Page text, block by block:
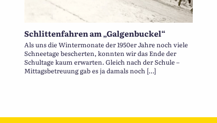
Schlittenfahren am „Galgenbuckel“
Als uns die Wintermonate der 1950er Jahre noch viele
Schneetage bescherten, konnten wir das Ende der
Schultage kaum erwarten. Gleich nach der Schule –
Mittagsbetreuung gab es ja damals noch […]